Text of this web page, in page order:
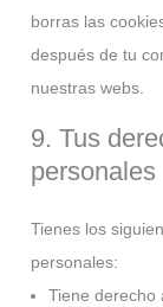
borras las
después de tu
nuestras webs.
9. Tus
personales
Tienes los
personales:
Tiene derecho